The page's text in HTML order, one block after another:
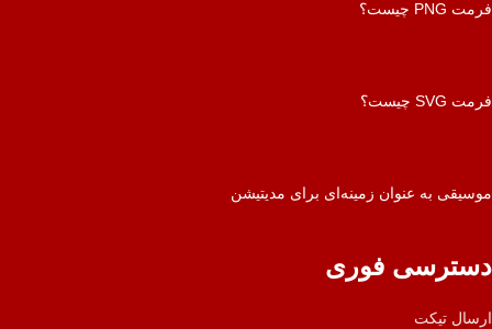
فرمت PNG چیست؟
فرمت SVG چیست؟
موسیقی به عنوان زمینه‌ای برای مدیتیشن
دسترسی فوری
ارسال تیکت